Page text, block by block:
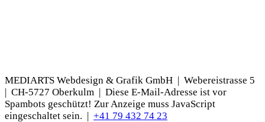
MEDIARTS Webdesign & Grafik GmbH | Webereistrasse 5
| CH-5727 Oberkulm | Diese E-Mail-Adresse ist vor
Spambots geschützt! Zur Anzeige muss JavaScript
eingeschaltet sein. | +41 79 432 74 23